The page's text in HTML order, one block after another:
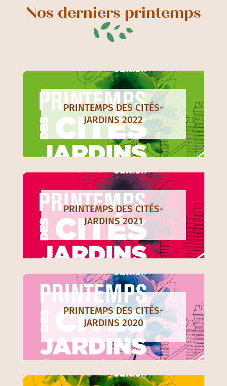
Nos derniers printemps
PRINTEMPS DES CITÉS-
JARDINS 2022
PRINTEMPS DES CITÉS-
JARDINS 2021
PRINTEMPS DES CITÉS-
JARDINS 2020